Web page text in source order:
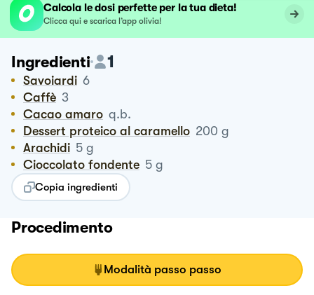
Calcola le dosi perfette per la tua dieta!
Clicca qui e scarica l’app olivia!
Ingredienti 1
Savoiardi 6
Caffè 3
Cacao amaro q.b.
Dessert proteico al caramello 200 g
Arachidi 5 g
Cioccolato fondente 5 g
Copia ingredienti
Procedimento
Modalità passo passo